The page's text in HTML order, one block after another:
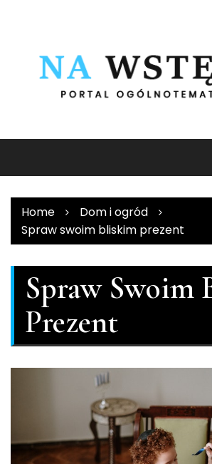
Home
Dom i ogród
Spraw swoim bliskim prezent
Spraw Swoim
Prezent